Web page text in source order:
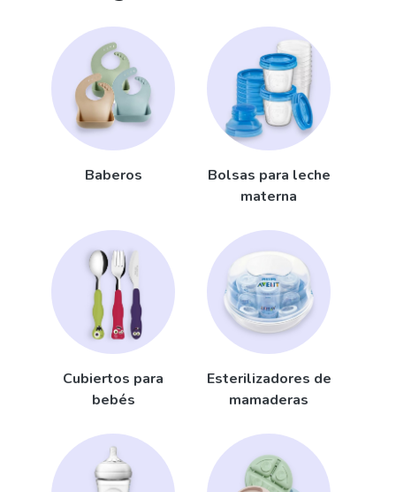
Baberos
Bolsas para leche
materna
Cubiertos para
bebés
Esterilizadores de
mamaderas